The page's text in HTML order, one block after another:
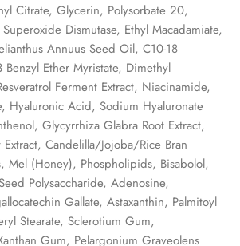
Citrate, Glycerin, Polysorbate 20,
Dismutase, Ethyl Macadamiate,
Annuus Seed Oil, C10-18
Benzyl Ether Myristate, Dimethyl
Ferment Extract, Niacinamide,
Hyaluronic Acid, Sodium Hyaluronate
Glycyrrhiza Glabra Root Extract,
Extract, Candelilla/Jojoba/Rice Bran
Mel (Honey), Phospholipids, Bisabolol,
Polysaccharide, Adenosine,
Gallate, Astaxanthin, Palmitoyl
Stearate, Sclerotium Gum,
Gum, Pelargonium Graveolens